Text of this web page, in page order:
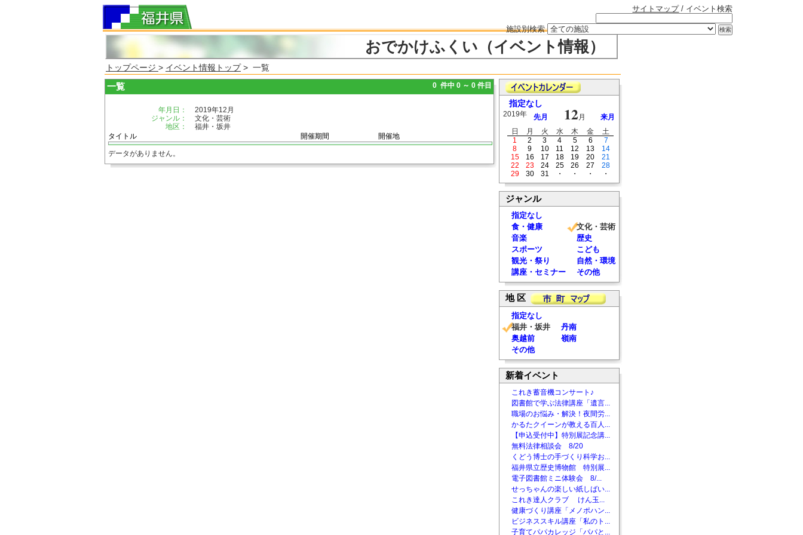
サイトマップ/ イベント検索
施設別検索
おでかけふくい（イベント情報）
トップページ > イベント情報トップ> 一覧
一覧 0 件中 0 ～ 0 件目
年月日：
2019年12月
ジャンル：
文化・芸術
地区：
福井・坂井
タイトル
開催期間 開催地
データがありません。
指定なし
2019年 先月 12月
来月
日
月 火 水 木 金
土
1
2 3 4 5 6
7
8
9 10 11 12 13
14
15
16 17 18 19 20
21
22
23 24 25 26 27
28
29
30 31 ・ ・ ・ ・
ジャンル
指定なし
食・健康
文化・芸術
音楽
歴史
スポーツ
こども
観光・祭り
自然・環境
講座・セミナー
その他
地 区
指定なし
福井・坂井
丹南
奥越前
嶺南
その他
新着イベント
これき蓄音機コンサート♪
図書館で学ぶ法律講座「遺言...
職場のお悩み・解決！夜間労...
かるたクイーンが教える百人...
【申込受付中】特別展記念講...
無料法律相談会 8/20
くどう博士の手づくり科学お...
福井県立歴史博物館 特別展...
電子図書館ミニ体験会 8/...
せっちゃんの楽しい紙しばい...
これき達人クラブ けん玉...
健康づくり講座「メノポハン...
ビジネススキル講座「私のト...
子育てパパカレッジ「パパと...